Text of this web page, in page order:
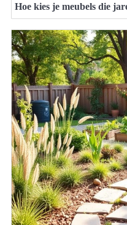
Hoe kies je meubels die